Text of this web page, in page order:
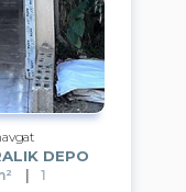
DEPO
1